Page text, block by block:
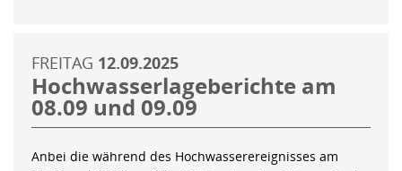
FREITAG 12.09.2025
Hochwasserlageberichte am
08.09 und 09.09
Anbei die während des Hochwasserereignisses am